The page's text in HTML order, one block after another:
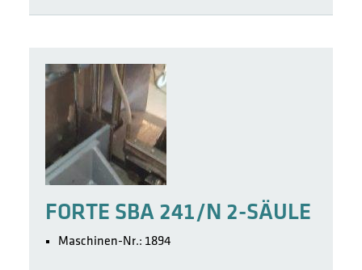
FORTE SBA 241/N 2-SÄULE
Maschinen-Nr.: 1894